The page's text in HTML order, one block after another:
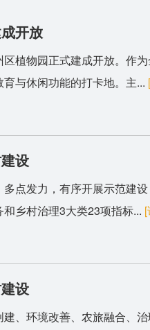
开放
植物园正式建成开放。作
与休闲功能的打卡地。主...
设
点发力，有序开展示范建
乡村治理3大类23项指标...
设
、环境改善、农旅融合、